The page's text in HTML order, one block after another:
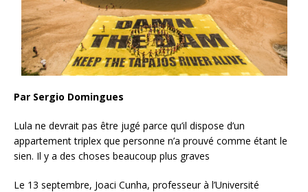
Par Sergio Domingues
Lula ne devrait pas être jugé parce qu’il dispose d’un
appartement triplex que personne n’a prouvé comme étant le
sien. Il y a des choses beaucoup plus graves
Le 13 septembre, Joaci Cunha, professeur à l’Université